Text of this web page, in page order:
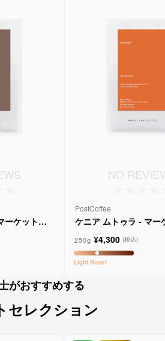
ーケットレ
NO
PostCoffee
ケニア ムトゥラ - マー
250g ¥4,300 (税込)
Light Roast
がおすすめする
セレクション